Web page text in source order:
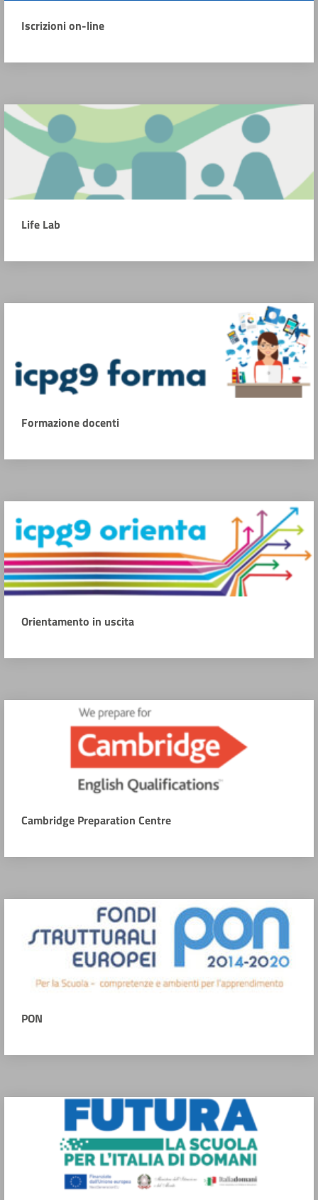
Iscrizioni on-line
Life Lab
Formazione docenti
Orientamento in uscita
Cambridge Preparation Centre
PON